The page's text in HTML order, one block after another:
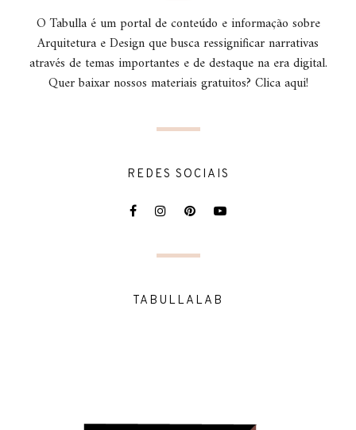
O Tabulla é um portal de conteúdo e informação sobre
Arquitetura e Design que busca ressignificar narrativas
através de temas importantes e de destaque na era digital.
Quer baixar nossos materiais gratuitos? Clica aqui!
REDES SOCIAIS
TABULLALAB